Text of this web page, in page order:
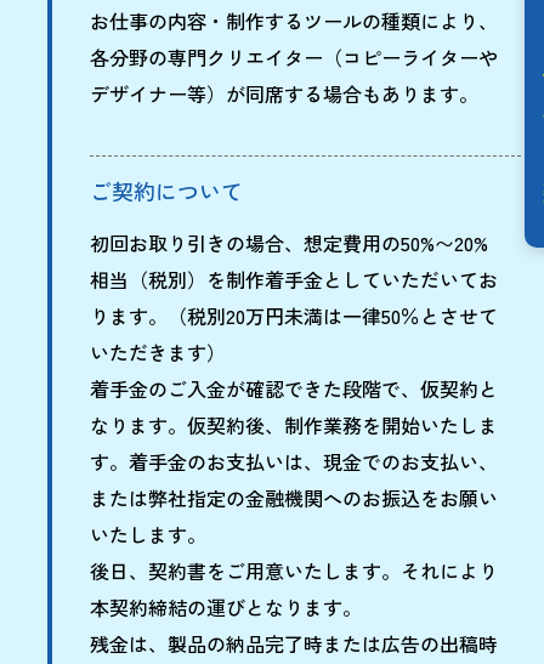
お仕事の内容・制作するツールの種類により、
各分野の専門クリエイター（コピーライターや
デザイナー等）が同席する場合もあります。
ご契約について
初回お取り引きの場合、想定費用の50%〜20%
相当（税別）を制作着手金としていただいてお
ります。（税別20万円未満は一律50％とさせて
いただきます）
着手金のご入金が確認できた段階で、仮契約と
なります。仮契約後、制作業務を開始いたしま
す。着手金のお支払いは、現金でのお支払い、
または弊社指定の金融機関へのお振込をお願い
いたします。
後日、契約書をご用意いたします。それにより
本契約締結の運びとなります。
残金は、製品の納品完了時または広告の出稿時